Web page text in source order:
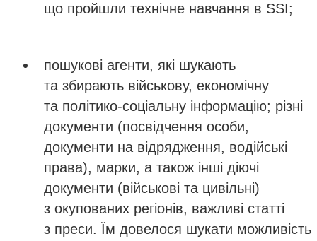
що пройшли технічне навчання в SSI;
пошукові агенти, які шукають
та збирають військову, економічну
та політико-соціальну інформацію; різні
документи (посвідчення особи,
документи на відрядження, водійські
права), марки, а також інші діючі
документи (військові та цивільні)
з окупованих регіонів, важливі статті
з преси. Їм довелося шукати можливість